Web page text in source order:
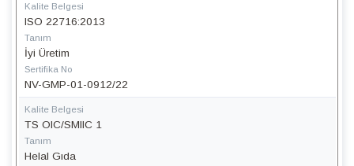
Kalite Belgesi
ISO 22716:2013
Tanım
İyi Üretim
Sertifika No
NV-GMP-01-0912/22
Kalite Belgesi
TS OIC/SMIIC 1
Tanım
Helal Gıda